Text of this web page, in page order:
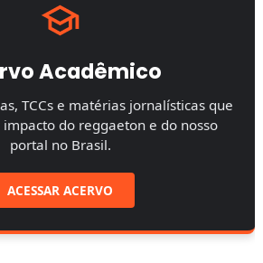
Acadêmico
TCCs e matérias jornalísticas que
do reggaeton e do nosso
portal no Brasil.
ACESSAR ACERVO